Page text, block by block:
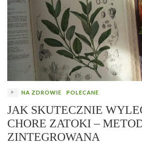
NA ZDROWIE POLECANE
JAK SKUTECZNIE
CHORE ZATOKI –
ZINTEGROWANA